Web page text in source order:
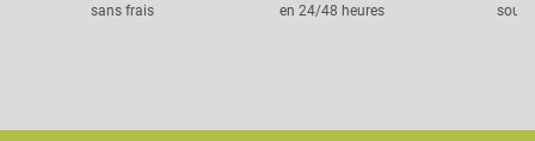
sans frais en 24/48 heures sous